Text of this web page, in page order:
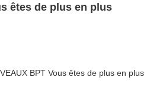
êtes de plus en plus